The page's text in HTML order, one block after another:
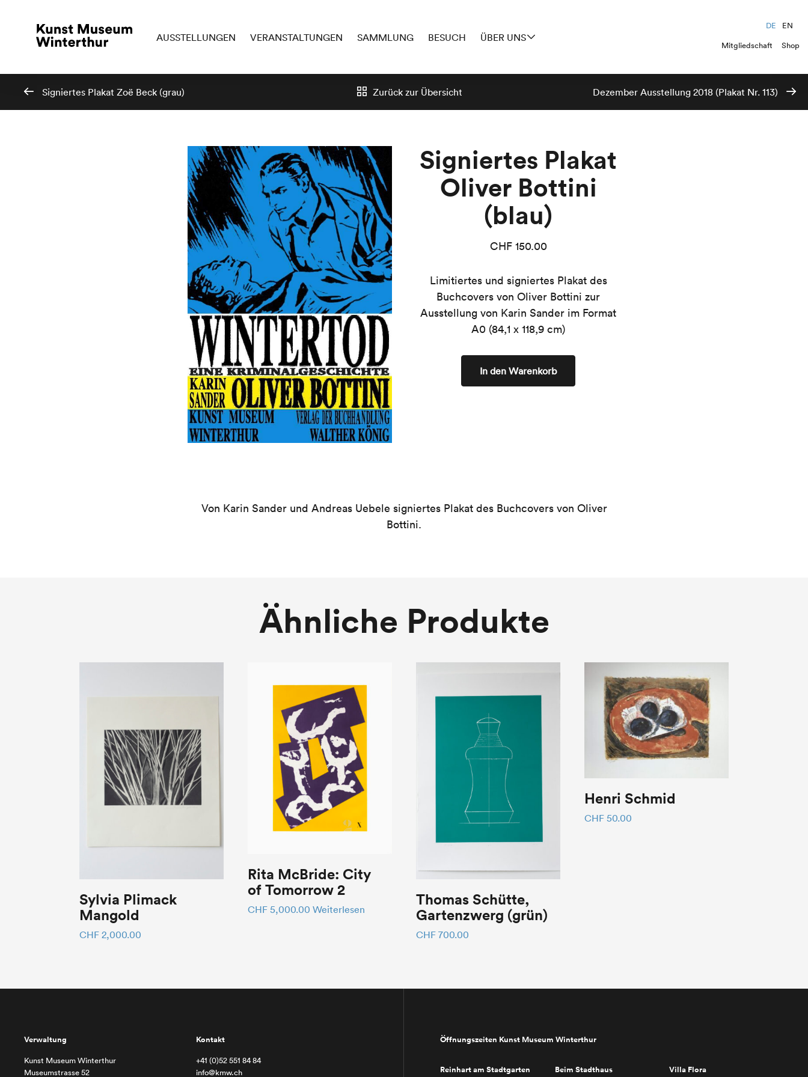
AUSSTELLUNGEN VERANSTALTUNGEN SAMMLUNG BESUCH ÜBER UNS
DE
EN
Mitgliedschaft
Shop
Signiertes Plakat Zoë Beck (grau) Zurück zur Übersicht Dezember Ausstellung 2018 (Plakat Nr. 113)
Signiertes Plakat
Oliver Bottini
(blau)
CHF150.00
Limitiertes und signiertes Plakat des
Buchcovers von Oliver Bottini zur
Ausstellung von Karin Sander im Format
A0 (84,1 x 118,9 cm)
In den Warenkorb
Von Karin Sander und Andreas Uebele signiertes Plakat des Buchcovers von Oliver
Bottini.
Ähnliche Produkte
Sylvia Plimack
Mangold
CHF 2,000.00
Rita McBride: City
of Tomorrow 2
CHF 5,000.00 Weiterlesen
Thomas Schütte,
Gartenzwerg (grün)
CHF 700.00
Henri Schmid
CHF 50.00
Verwaltung
Kunst Museum Winterthur
Museumstrasse 52
Kontakt
+41 (0)52 551 84 84
info@kmw.ch
Öffnungszeiten Kunst Museum Winterthur
Reinhart am Stadtgarten Beim Stadthaus Villa Flora